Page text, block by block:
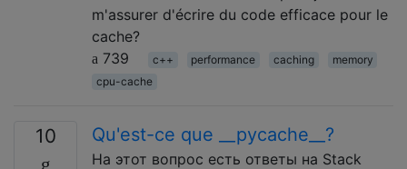
m'assurer d'écrire du code efficace pour le
cache?
739
c++ performance caching
memory
cpu-cache
10 Qu'est-ce que __pycache__?
На этот вопрос есть ответы на Stack